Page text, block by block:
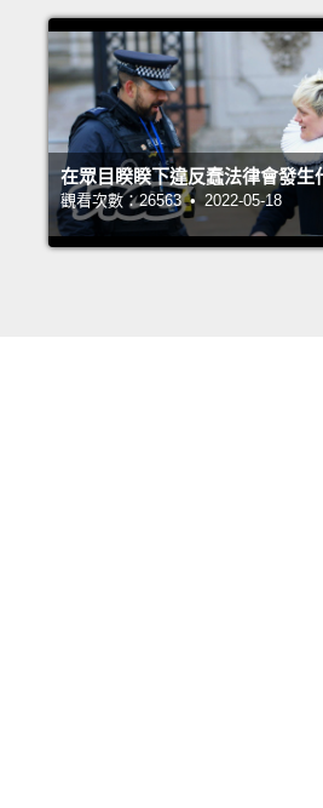
在眾目睽睽下違反蠢法律會發生
觀看次數：26563 • 2022-05-18